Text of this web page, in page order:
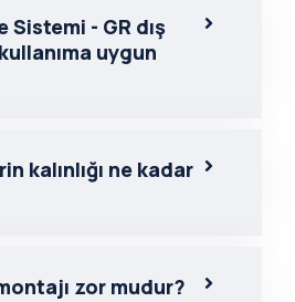
Sistemi - GR dış
uygun
kalınlığı ne kadar
zor mudur?